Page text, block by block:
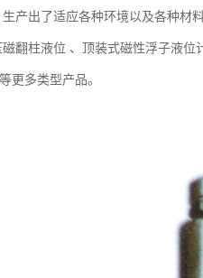
产出了适应各种环境以及各种材
翻柱液位 、顶装式磁性浮子液
更多类型产品。